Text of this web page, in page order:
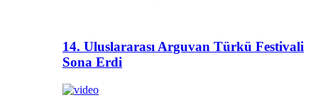
14. Uluslararası Arguvan Türkü Festivali
Sona Erdi